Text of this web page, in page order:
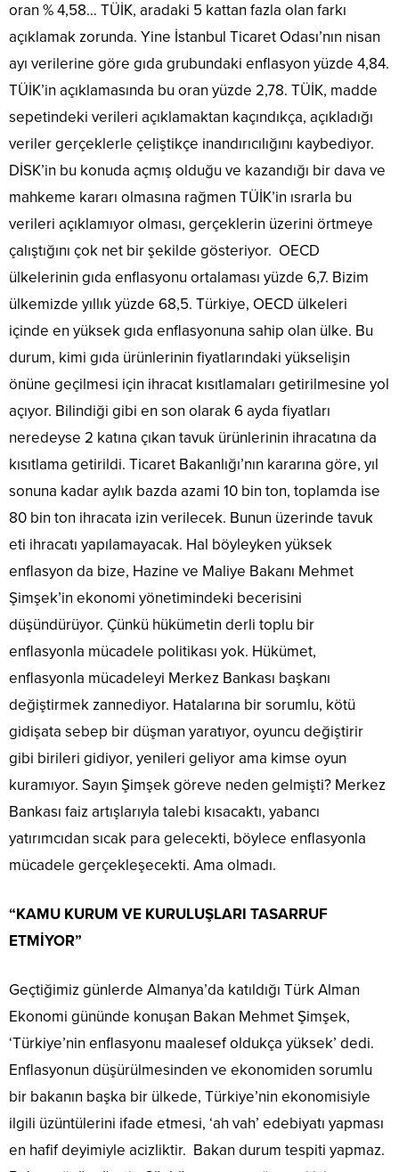
oran % 4,58… TÜİK, aradaki 5 kattan fazla olan farkı
açıklamak zorunda. Yine İstanbul Ticaret Odası’nın nisan
ayı verilerine göre gıda grubundaki enflasyon yüzde 4,84.
TÜİK’in açıklamasında bu oran yüzde 2,78. TÜİK, madde
sepetindeki verileri açıklamaktan kaçındıkça, açıkladığı
veriler gerçeklerle çeliştikçe inandırıcılığını kaybediyor.
DİSK’in bu konuda açmış olduğu ve kazandığı bir dava ve
mahkeme kararı olmasına rağmen TÜİK’in ısrarla bu
verileri açıklamıyor olması, gerçeklerin üzerini örtmeye
çalıştığını çok net bir şekilde gösteriyor. OECD
ülkelerinin gıda enflasyonu ortalaması yüzde 6,7. Bizim
ülkemizde yıllık yüzde 68,5. Türkiye, OECD ülkeleri
içinde en yüksek gıda enflasyonuna sahip olan ülke. Bu
durum, kimi gıda ürünlerinin fiyatlarındaki yükselişin
önüne geçilmesi için ihracat kısıtlamaları getirilmesine yol
açıyor. Bilindiği gibi en son olarak 6 ayda fiyatları
neredeyse 2 katına çıkan tavuk ürünlerinin ihracatına da
kısıtlama getirildi. Ticaret Bakanlığı’nın kararına göre, yıl
sonuna kadar aylık bazda azami 10 bin ton, toplamda ise
80 bin ton ihracata izin verilecek. Bunun üzerinde tavuk
eti ihracatı yapılamayacak. Hal böyleyken yüksek
enflasyon da bize, Hazine ve Maliye Bakanı Mehmet
Şimşek’in ekonomi yönetimindeki becerisini
düşündürüyor. Çünkü hükümetin derli toplu bir
enflasyonla mücadele politikası yok. Hükümet,
enflasyonla mücadeleyi Merkez Bankası başkanı
değiştirmek zannediyor. Hatalarına bir sorumlu, kötü
gidişata sebep bir düşman yaratıyor, oyuncu değiştirir
gibi birileri gidiyor, yenileri geliyor ama kimse oyun
kuramıyor. Sayın Şimşek göreve neden gelmişti? Merkez
Bankası faiz artışlarıyla talebi kısacaktı, yabancı
yatırımcıdan sıcak para gelecekti, böylece enflasyonla
mücadele gerçekleşecekti. Ama olmadı.
“KAMU KURUM VE KURULUŞLARI TASARRUF
ETMİYOR”
Geçtiğimiz günlerde Almanya’da katıldığı Türk Alman
Ekonomi gününde konuşan Bakan Mehmet Şimşek,
‘Türkiye’nin enflasyonu maalesef oldukça yüksek’ dedi.
Enflasyonun düşürülmesinden ve ekonomiden sorumlu
bir bakanın başka bir ülkede, Türkiye’nin ekonomisiyle
ilgili üzüntülerini ifade etmesi, ‘ah vah’ edebiyatı yapması
en hafif deyimiyle acizliktir. Bakan durum tespiti yapmaz.